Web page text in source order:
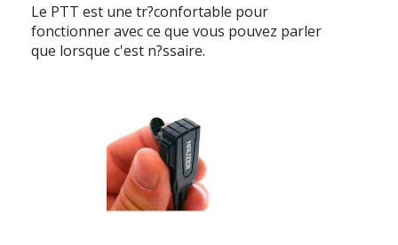
Le PTT est une tr?confortable pour
fonctionner avec ce que vous pouvez parler
que lorsque c'est n?ssaire.